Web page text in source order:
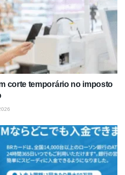
corte temporário no imposto